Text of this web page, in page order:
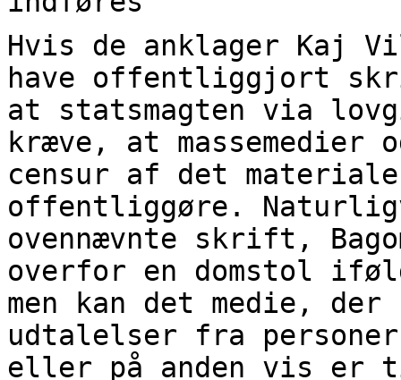
Hvis de anklager Kaj
have offentliggjort
at statsmagten via
kræve, at massemedier
censur af det
offentliggøre.
ovennævnte skrift,
overfor en domstol
men kan det medie,
udtalelser fra
eller på anden vis er